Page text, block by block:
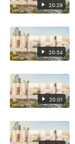
20:29
20:54
20:01